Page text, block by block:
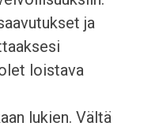
ja
loistava
lukien. Vältä